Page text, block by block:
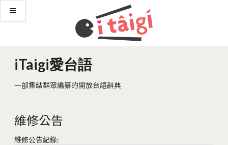
iTaigi愛台語
一部集結群眾編纂的開放台語辭典
維修公告
維修公告紀錄: